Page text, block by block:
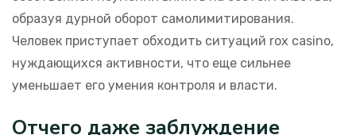
образуя дурной оборот самолимитирования.
Человек приступает обходить ситуаций rox casino,
нуждающихся активности, что еще сильнее
уменьшает его умения контроля и власти.
Отчего даже заблуждение